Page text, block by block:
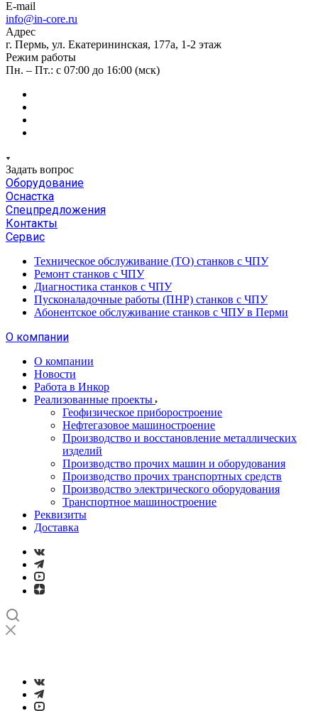
E-mail
info@in-core.ru
Адрес
г. Пермь, ул. ​Екатерининская, 177а, ​1-2 этаж
Режим работы
Пн. – Пт.: с 07:00 до 16:00 (мск)
Задать вопрос
Оборудование
Оснастка
Спецпредложения
Контакты
Сервис
Техническое обслуживание (ТО) станков с ЧПУ
Ремонт станков с ЧПУ
Диагностика станков с ЧПУ
Пусконаладочные работы (ПНР) станков с ЧПУ
Абонентское обслуживание станков с ЧПУ в Перми
О компании
О компании
Новости
Работа в Инкор
Реализованные проекты
Геофизическое приборостроение
Нефтегазовое машиностроение
Производство и восстановление металлических
изделий
Производство прочих машин и оборудования
Производство прочих транспортных средств
Производство электрического оборудования
Транспортное машиностроение
Реквизиты
Доставка